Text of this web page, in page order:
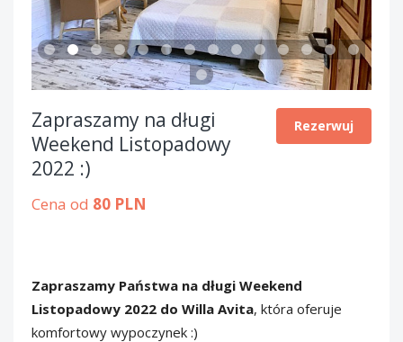
Rezerwuj
Zapraszamy na długi
Weekend Listopadowy
2022 :)
Cena od 80 PLN
Zapraszamy Państwa na długi Weekend
Listopadowy 2022 do Willa Avita, która oferuje
komfortowy wypoczynek :)